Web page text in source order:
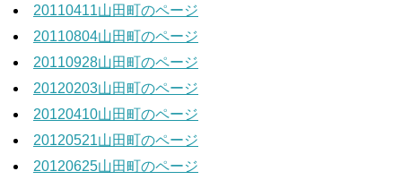
20110411山田町のページ
20110804山田町のページ
20110928山田町のページ
20120203山田町のページ
20120410山田町のページ
20120521山田町のページ
20120625山田町のページ